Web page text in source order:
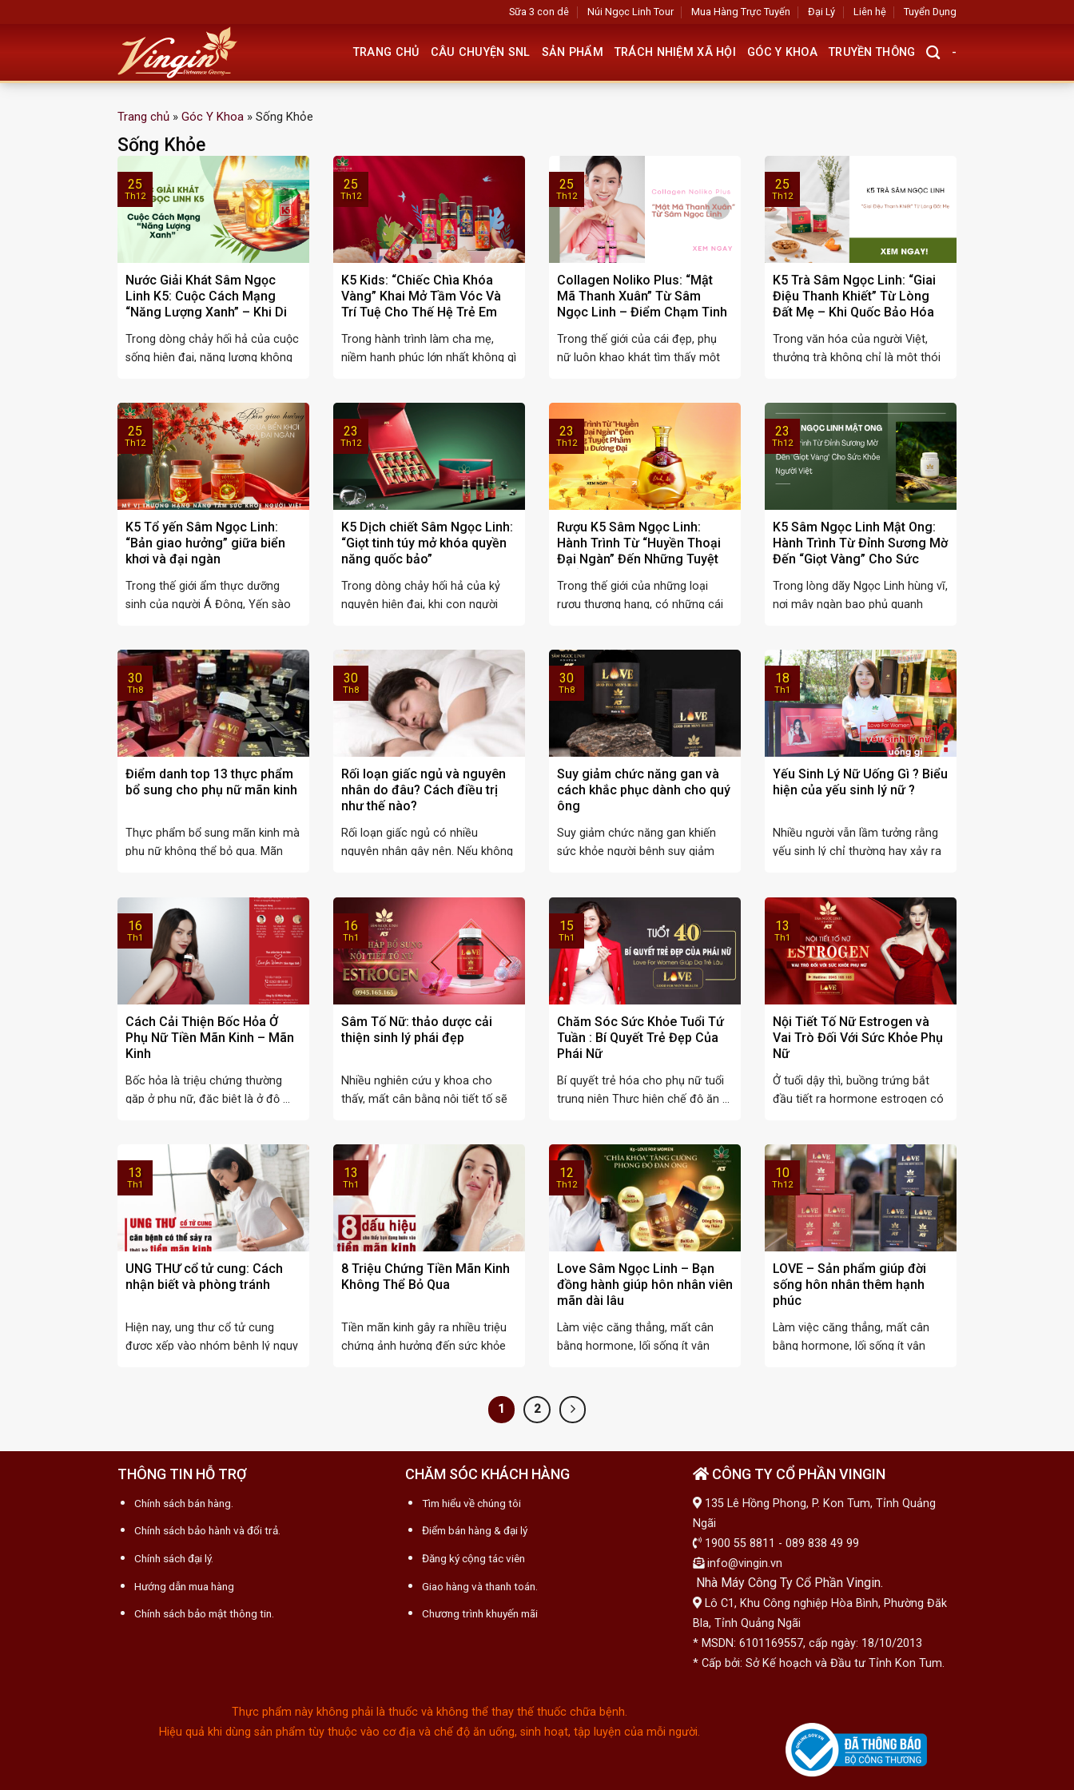
Sữa 3 con dê Núi Ngọc Linh Tour Mua Hàng Trực Tuyến Đại Lý Liên hệ Tuyển Dụng
TRANG CHỦ CÂU CHUYỆN SNL SẢN PHẨM TRÁCH NHIỆM XÃ HỘI GÓC Y KHOA TRUYỀN THÔNG -
Trang chủ » Góc Y Khoa » Sống Khỏe
Sống Khỏe
Nước Giải Khát Sâm Ngọc
Linh K5: Cuộc Cách Mạng
“Năng Lượng Xanh” – Khi Di
Thành Sức Mạnh Đường Đua
Trong dòng chảy hối hả của cuộc
sống hiện đại, năng lượng không
25
Th12
K5 Kids: “Chiếc Chìa Khóa
Vàng” Khai Mở Tầm Vóc Và
Trí Tuệ Cho Thế Hệ Trẻ Em
Trong hành trình làm cha mẹ,
niềm hạnh phúc lớn nhất không gì
25
Th12
Collagen Noliko Plus: “Mật
Mã Thanh Xuân” Từ Sâm
Ngọc Linh – Điểm Chạm Tinh
Công Nghệ Làm Đẹp Hiện Đại
Trong thế giới của cái đẹp, phụ
nữ luôn khao khát tìm thấy một
25
Th12
K5 Trà Sâm Ngọc Linh: “Giai
Điệu Thanh Khiết” Từ Lòng
Đất Mẹ – Khi Quốc Bảo Hóa
Sóc Thân – Tâm – Trí
Trong văn hóa của người Việt,
thưởng trà không chỉ là một thói
25
Th12
K5 Tổ yến Sâm Ngọc Linh:
“Bản giao hưởng” giữa biển
khơi và đại ngàn
Trong thế giới ẩm thực dưỡng
sinh của người Á Đông, Yến sào
25
Th12
K5 Dịch chiết Sâm Ngọc Linh:
“Giọt tinh túy mở khóa quyền
năng quốc bảo”
Trong dòng chảy hối hả của kỷ
nguyên hiện đại, khi con người
23
Th12
Rượu K5 Sâm Ngọc Linh:
Hành Trình Từ “Huyền Thoại
Đại Ngàn” Đến Những Tuyệt
Trong thế giới của những loại
rượu thượng hạng, có những cái
23
Th12
K5 Sâm Ngọc Linh Mật Ong:
Hành Trình Từ Đỉnh Sương Mờ
Đến “Giọt Vàng” Cho Sức
Trong lòng dãy Ngọc Linh hùng vĩ,
nơi mây ngàn bao phủ quanh
23
Th12
Điểm danh top 13 thực phẩm
bổ sung cho phụ nữ mãn kinh
Thực phẩm bổ sung mãn kinh mà
phụ nữ không thể bỏ qua. Mãn
30
Th8
Rối loạn giấc ngủ và nguyên
nhân do đâu? Cách điều trị
như thế nào?
Rối loạn giấc ngủ có nhiều
nguyên nhân gây nên. Nếu không
30
Th8
Suy giảm chức năng gan và
cách khắc phục dành cho quý
ông
Suy giảm chức năng gan khiến
sức khỏe người bệnh suy giảm
30
Th8
Yếu Sinh Lý Nữ Uống Gì ? Biểu
hiện của yếu sinh lý nữ ?
Nhiều người vẫn lầm tưởng rằng
yếu sinh lý chỉ thường hay xảy ra
18
Th1
Cách Cải Thiện Bốc Hỏa Ở
Phụ Nữ Tiền Mãn Kinh – Mãn
Kinh
Bốc hỏa là triệu chứng thường
gặp ở phụ nữ, đặc biệt là ở độ ...
16
Th1
Sâm Tố Nữ: thảo dược cải
thiện sinh lý phái đẹp
Nhiều nghiên cứu y khoa cho
thấy, mất cân bằng nội tiết tố sẽ
16
Th1
Chăm Sóc Sức Khỏe Tuổi Tứ
Tuần : Bí Quyết Trẻ Đẹp Của
Phái Nữ
Bí quyết trẻ hóa cho phụ nữ tuổi
trung niên Thực hiện chế độ ăn ...
15
Th1
Nội Tiết Tố Nữ Estrogen và
Vai Trò Đối Với Sức Khỏe Phụ
Nữ
Ở tuổi dậy thì, buồng trứng bắt
đầu tiết ra hormone estrogen có
13
Th1
UNG THƯ cổ tử cung: Cách
nhận biết và phòng tránh
Hiện nay, ung thư cổ tử cung
được xếp vào nhóm bệnh lý nguy
13
Th1
8 Triệu Chứng Tiền Mãn Kinh
Không Thể Bỏ Qua
Tiền mãn kinh gây ra nhiều triệu
chứng ảnh hưởng đến sức khỏe
13
Th1
Love Sâm Ngọc Linh – Bạn
đồng hành giúp hôn nhân viên
mãn dài lâu
Làm việc căng thẳng, mất cân
bằng hormone, lối sống ít vận
12
Th12
LOVE – Sản phẩm giúp đời
sống hôn nhân thêm hạnh
phúc
Làm việc căng thẳng, mất cân
bằng hormone, lối sống ít vận
10
Th12
1 2
THÔNG TIN HỖ TRỢ
Chính sách bán hàng.
Chính sách bảo hành và đổi trả.
Chính sách đại lý.
Hướng dẫn mua hàng
Chính sách bảo mật thông tin.
CHĂM SÓC KHÁCH HÀNG
Tìm hiểu về chúng tôi
Điểm bán hàng & đại lý
Đăng ký cộng tác viên
Giao hàng và thanh toán.
Chương trình khuyến mãi
CÔNG TY CỔ PHẦN VINGIN
135 Lê Hồng Phong, P. Kon Tum, Tỉnh Quảng
Ngãi
1900 55 8811 - 089 838 49 99
info@vingin.vn
Nhà Máy Công Ty Cổ Phần Vingin.
Lô C1, Khu Công nghiệp Hòa Bình, Phường Đăk
Bla, Tỉnh Quảng Ngãi
* MSDN: 6101169557, cấp ngày: 18/10/2013
* Cấp bởi: Sở Kế hoạch và Đầu tư Tỉnh Kon Tum.
Thực phẩm này không phải là thuốc và không thể thay thế thuốc chữa bệnh.
Hiệu quả khi dùng sản phẩm tùy thuộc vào cơ địa và chế độ ăn uống, sinh hoạt, tập luyện của mỗi người.